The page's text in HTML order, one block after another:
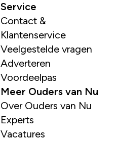
Service
Contact &
Klantenservice
Veelgestelde vragen
Adverteren
Voordeelpas
Meer Ouders van Nu
Over Ouders van Nu
Experts
Vacatures